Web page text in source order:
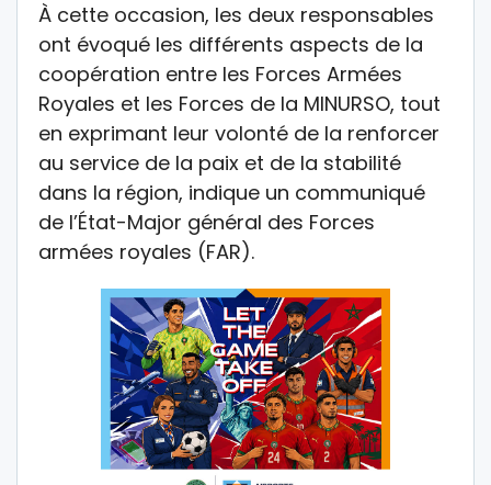
À cette occasion, les deux responsables
ont évoqué les différents aspects de la
coopération entre les Forces Armées
Royales et les Forces de la MINURSO, tout
en exprimant leur volonté de la renforcer
au service de la paix et de la stabilité
dans la région, indique un communiqué
de l’État-Major général des Forces
armées royales (FAR).